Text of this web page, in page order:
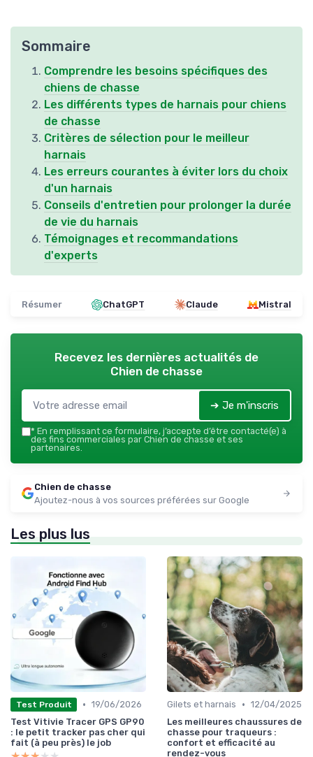
Sommaire
Comprendre les besoins spécifiques des
chiens de chasse
Les différents types de harnais pour chiens
de chasse
Critères de sélection pour le meilleur
harnais
Les erreurs courantes à éviter lors du choix
d'un harnais
Conseils d'entretien pour prolonger la durée
de vie du harnais
Témoignages et recommandations
d'experts
Résumer ChatGPT Claude Mistral
Recevez les dernières actualités de
Chien de chasse
➔ Je m'inscris
* En remplissant ce formulaire, j’accepte d’être contacté(e) à
des fins commerciales par Chien de chasse et ses
partenaires.
Chien de chasse
Ajoutez-nous à vos sources préférées sur Google
Les plus lus
Test Produit • 19/06/2026
Test Vitivie Tracer GPS GP90
: le petit tracker pas cher qui
fait (à peu près) le job
Gilets et harnais • 12/04/2025
Les meilleures chaussures de
chasse pour traqueurs :
confort et efficacité au
rendez-vous